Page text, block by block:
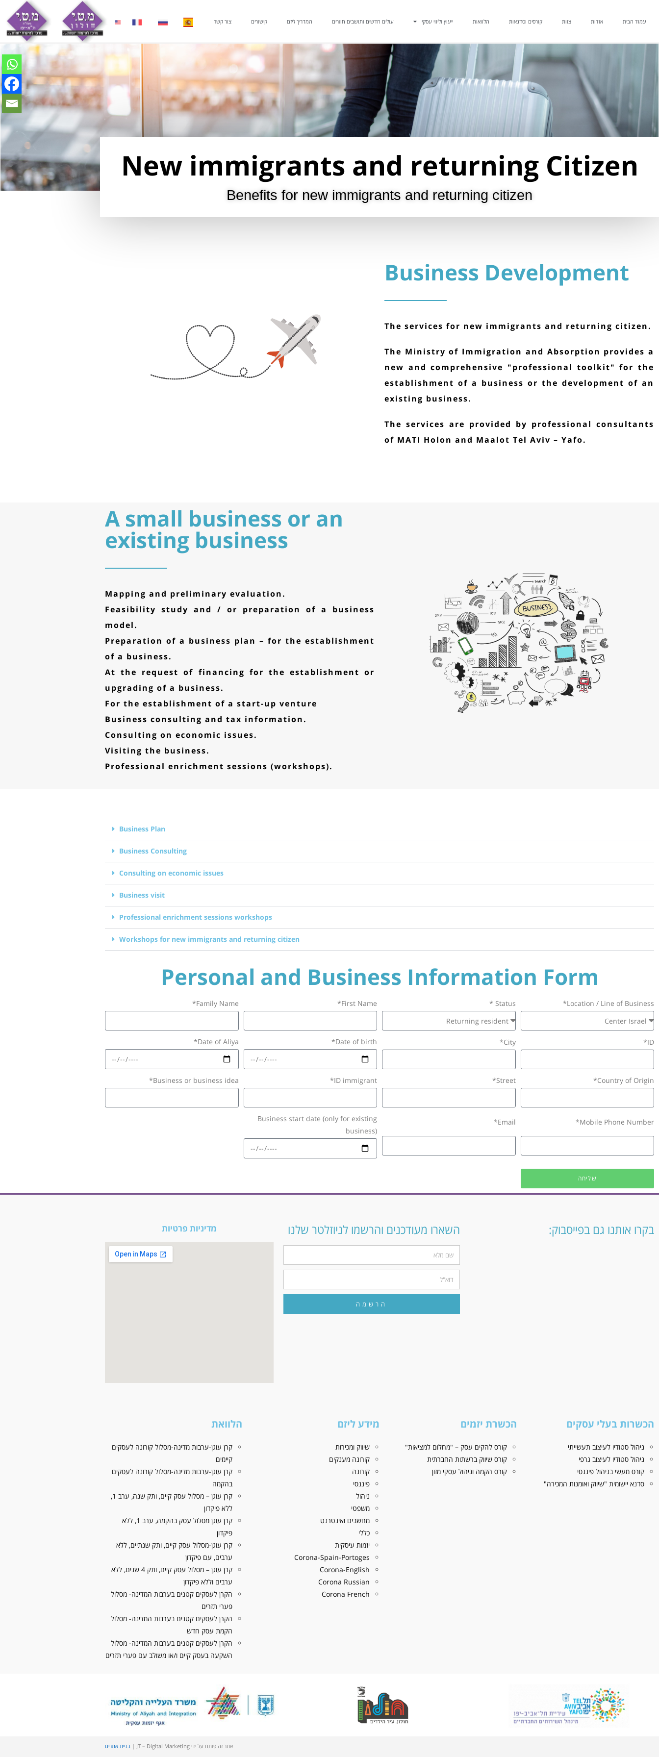
עמוד הבית אודות צוות קורסים וסדנאות הלוואות ייעוץ וליווי עסקי עולים חדשים ותושבים חוזרים המדריך ליזם קישורים צור קשר
New immigrants and returning Citizen
Benefits for new immigrants and returning citizen
Business Development
The services for new immigrants and returning citizen.
The Ministry of Immigration and Absorption provides a
new and comprehensive "professional toolkit" for the
establishment of a business or the development of an
existing business.
The services are provided by professional consultants
of MATI Holon and Maalot Tel Aviv – Yafo.
A small business or an
existing business
Mapping and preliminary evaluation.
Feasibility study and / or preparation of a business
model.
Preparation of a business plan – for the establishment
of a business.
At the request of financing for the establishment or
upgrading of a business.
For the establishment of a start-up venture
Business consulting and tax information.
Consulting on economic issues.
Visiting the business.
Professional enrichment sessions (workshops).
Business Plan
Business Consulting
Consulting on economic issues
Business visit
Professional enrichment sessions workshops
Workshops for new immigrants and returning citizen
Personal and Business Information Form
Location / Line of Business*
Status *
First Name*
Family Name*
ID*
City*
Date of birth*
Date of Aliya*
Country of Origin*
Street*
ID immigrant*
Business or business idea*
Mobile Phone Number*
Email*
Business start date (only for existing
business)
שליחה
בקרו אותנו גם בפייסבוק: השארו מעודכנים והרשמו לניוזלטר שלנו
הרשמה
מדיניות פרטיות
הכשרות בעלי עסקים
ניהול סטודיו לעיצוב תעשייתי
ניהול סטודיו לעיצוב גרפי
קורס מעשי בניהול פיננסי
סדנא יישומית "שיווק ואומנות המכירה"
הכשרת יזמים
קורס להקים עסק – "מחלום למציאות"
קורס שיווק ברשתות החברתית
קורס הקמה וניהול עסקי מזון
מידע ליזם
שיווק ומכירות
קורונה מענקים
קורונה
פיננסי
ניהול
משפטי
מחשבים ואינטרנט
כללי
יזמות עיסקית
Corona-Spain-Portoges
Corona-English
Corona Russian
Corona French
הלוואת
קרן עוגן-ערבות מדינה-מסלול קורונה לעסקים
קיימים
קרן עוגן-ערבות מדינה-מסלול קורונה לעסקים
בהקמה
קרן עוגן – מסלול עסק קיים, ותק שנה, ערב 1,
ללא פיקדון
קרן עוגן מסלול עסק בהקמה, ערב 1, ללא
פיקדון
קרן עוגן-מסלול עסק קיים, ותק שנתיים, ללא
ערבים, עם פיקדון
קרן עוגן – מסלול עסק קיים, ותק 4 שנים, ללא
ערבים וללא פיקדון
הקרן לעסקים קטנים בערבות המדינה- מסלול
פערי תזרים
הקרן לעסקים קטנים בערבות המדינה- מסלול
הקמת עסק חדש
הקרן לעסקים קטנים בערבות המדינה- מסלול
השקעה בעסק קיים ו/או משולב עם פערי תזרים
אתר זה פותח על ידי JT – Digital Marketing | בניית אתרים